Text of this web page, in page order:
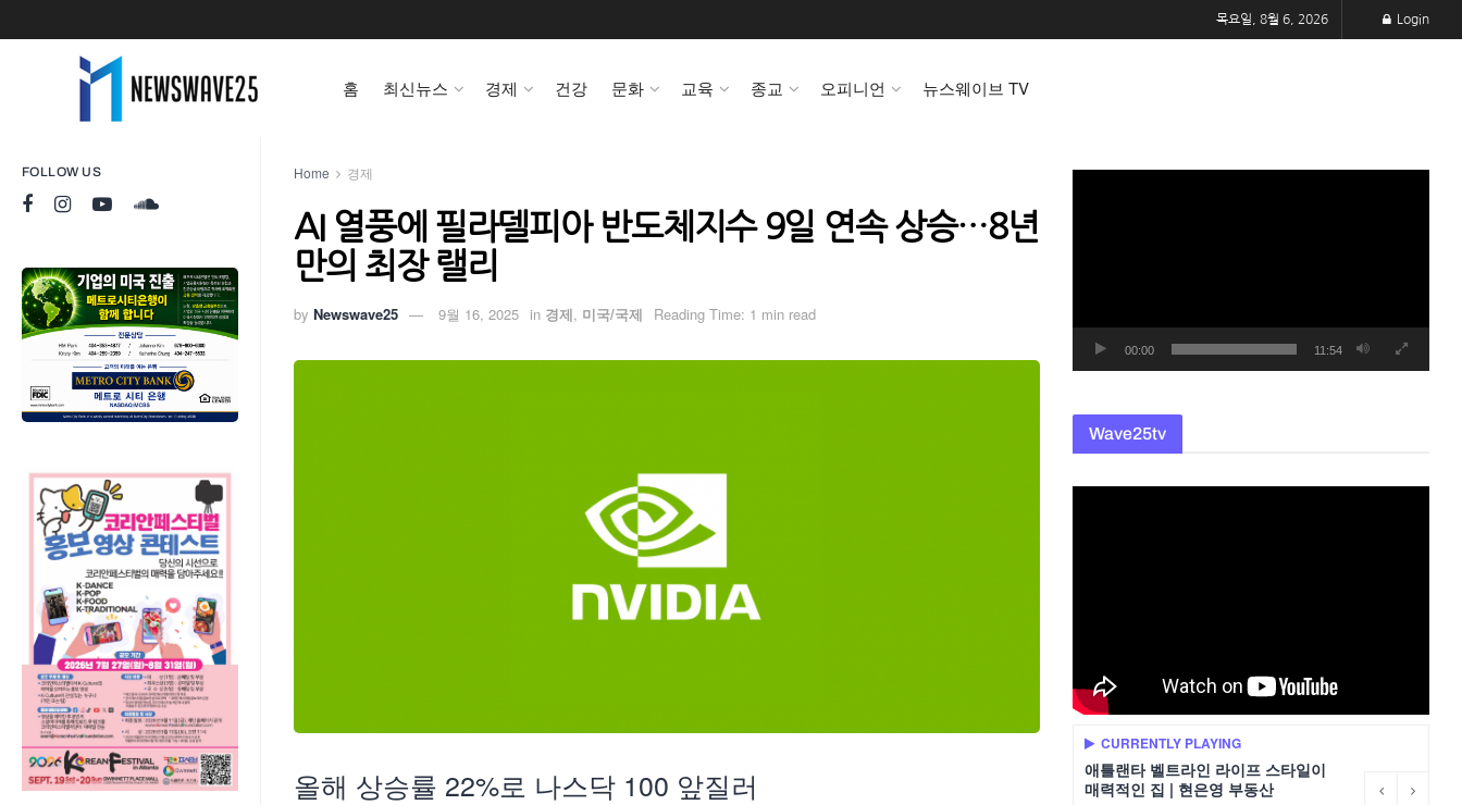
FOLLOW US
목요일, 8월 6, 2026 Login
홈 최신뉴스 경제 건강 문화 교육 종교 오피니언 뉴스웨이브 TV
Home 경제
AI 열풍에 필라델피아 반도체지수 9일 연속 상승…8년
만의 최장 랠리
by Newswave25 9월 16, 2025 in 경제, 미국/국제 Reading Time: 1 min read
올해 상승률 22%로 나스닥 100 앞질러
00:00 11:54
Wave25tv
CURRENTLY PLAYING
애틀랜타 벨트라인 라이프 스타일이
매력적인 집 | 현은영 부동산